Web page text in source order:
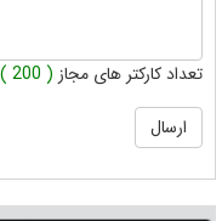
تعداد کارکتر های مجاز ( 200 )